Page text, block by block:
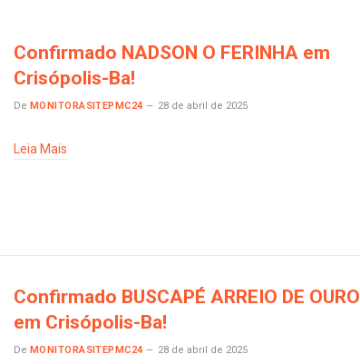
Confirmado NADSON O FERINHA em
Crisópolis-Ba!
De MONITORASITEPMC24 28 de abril de 2025
Leia Mais
Confirmado BUSCAPÉ ARREIO DE OURO
em Crisópolis-Ba!
De MONITORASITEPMC24 28 de abril de 2025